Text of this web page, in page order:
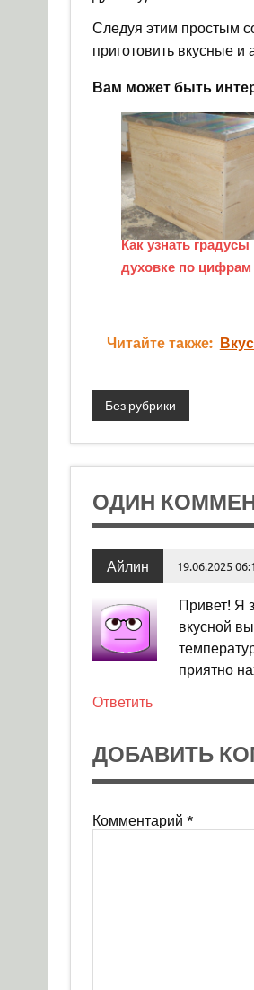
Следуя этим простым
приготовить вкусные и
Вам может быть
Как узнать градусы
духовке по цифрам
Читайте также:
Без рубрики
ОДИН
Айлин 19.06.2025
Привет! Я
вкусной
приятно
Ответить
ДОБАВИТЬ
Комментарий *